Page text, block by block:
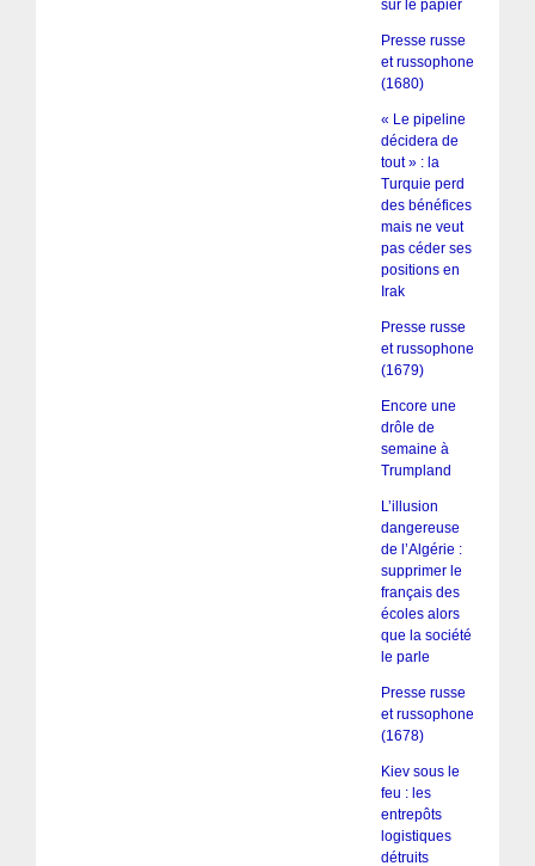
sur le papier
Presse russe
et russophone
(1680)
« Le pipeline
décidera de
tout » : la
Turquie perd
des bénéfices
mais ne veut
pas céder ses
positions en
Irak
Presse russe
et russophone
(1679)
Encore une
drôle de
semaine à
Trumpland
L’illusion
dangereuse
de l’Algérie :
supprimer le
français des
écoles alors
que la société
le parle
Presse russe
et russophone
(1678)
Kiev sous le
feu : les
entrepôts
logistiques
détruits